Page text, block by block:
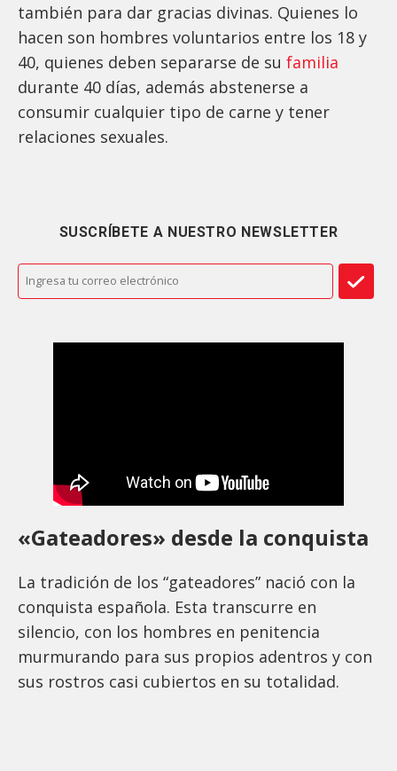
también para dar gracias divinas. Quienes lo
hacen son hombres voluntarios entre los 18 y
40, quienes deben separarse de su familia
durante 40 días, además abstenerse a
consumir cualquier tipo de carne y tener
relaciones sexuales.
SUSCRÍBETE A NUESTRO NEWSLETTER
«Gateadores» desde la conquista
La tradición de los “gateadores” nació con la
conquista española. Esta transcurre en
silencio, con los hombres en penitencia
murmurando para sus propios adentros y con
sus rostros casi cubiertos en su totalidad.